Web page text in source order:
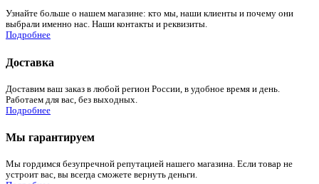
Узнайте больше о нашем магазине: кто мы, наши клиенты и почему они
выбрали именно нас. Наши контакты и реквизиты.
Подробнее
Доставка
Доставим ваш заказ в любой регион России, в удобное время и день.
Работаем для вас, без выходных.
Подробнее
Мы гарантируем
Мы гордимся безупречной репутацией нашего магазина. Если товар не
устроит вас, вы всегда сможете вернуть деньги.